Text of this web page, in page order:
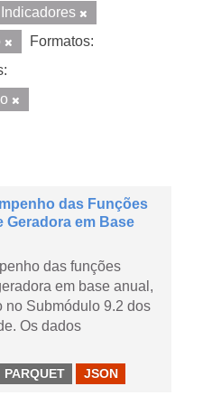
Indicadores
Formatos:
das Funções
Geradora em Base
das funções
em base anual,
no Submódulo 9.2 dos
Os dados
PARQUET JSON